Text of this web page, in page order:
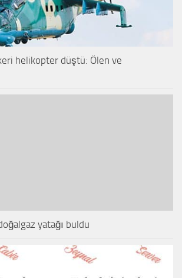
helikopter düştü: Ölen ve
yatağı buldu